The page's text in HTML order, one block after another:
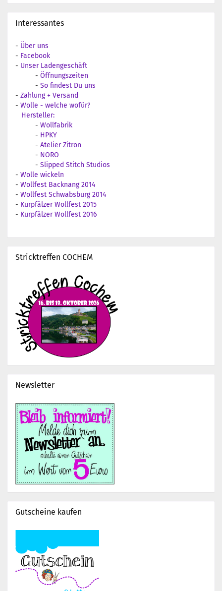
Interessantes
- Über uns
- Facebook
- Unser Ladengeschäft
- Öffnungszeiten
- So findest Du uns
- Zahlung + Versand
- Wolle - welche wofür?
Hersteller:
- Wollfabrik
- HPKY
- Atelier Zitron
- NORO
- Slipped Stitch Studios
- Wolle wickeln
- Wollfest Backnang 2014
- Wollfest Schwabsburg 2014
- Kurpfälzer Wollfest 2015
- Kurpfälzer Wollfest 2016
Stricktreffen COCHEM
Newsletter
Gutscheine kaufen